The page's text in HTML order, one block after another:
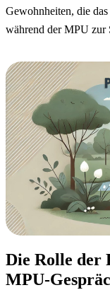
Gewohnheiten, die
während der MPU zur
Die Rolle der
MPU-